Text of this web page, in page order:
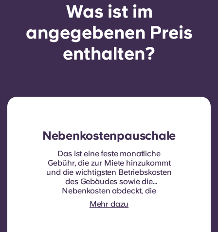
Was ist im
angegebenen Preis
enthalten?
Nebenkostenpauschale
Das ist eine feste monatliche
Gebühr, die zur Miete hinzukommt
und die wichtigsten Betriebskosten
des Gebäudes sowie die
Nebenkosten abdeckt, die
normalerweise von den Mietern
getragen werden. Dazu gehören in
Mehr dazu